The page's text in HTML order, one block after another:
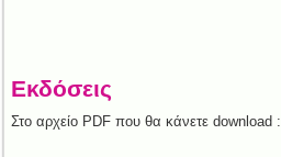
Εκδόσεις
Στο αρχείο PDF που θα κάνετε download :